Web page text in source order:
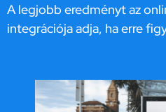
A legjobb eredményt az
integrációja adja, ha erre